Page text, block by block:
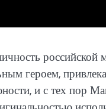
героем,
и с тех пор